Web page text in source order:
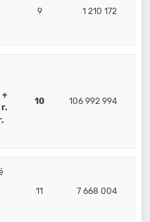
9 1 210 172
+
r.
10 106 992 994
11 7 668 004